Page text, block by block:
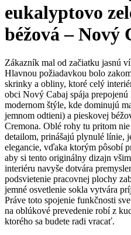
eukalyptovo
béžová – Nový
Zákazník mal od začiatku jasnú
Hlavnou požiadavkou bolo
skrinky a obliny, ktoré celý
obci Nový Cabaj spája
modernom štýle, kde dominujú
jemnom odtieni) a pieskovej
Cremona. Oblé rohy tu pritom
detailom, prinášajú plynulé línie,
elegancie, vďaka ktorým pôsobí
aby si tento originálny dizajn
interiéru navyše dotvára
podsvietenie pracovnej plochy
jemné osvetlenie sokla vytvára
Práve toto spojenie funkčnosti
na oblúkové prevedenie robí z
ktorého sa budete radi vracať.